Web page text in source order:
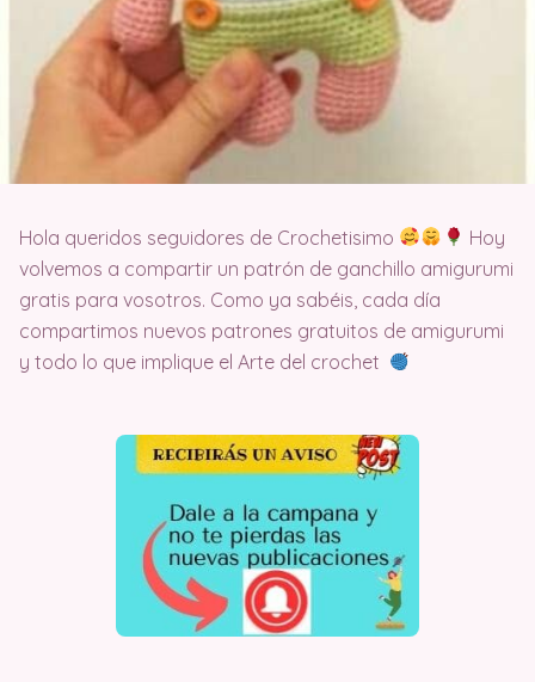
Hola queridos seguidores de Crochetisimo
Hoy
volvemos a compartir un patrón de ganchillo amigurumi
gratis para vosotros. Como ya sabéis, cada día
compartimos nuevos patrones gratuitos de amigurumi
y todo lo que implique el Arte del crochet